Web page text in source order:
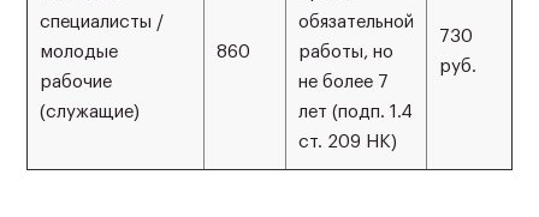
специалисты /
молодые
рабочие
(служащие)
860
обязательной
работы, но
не более 7
лет (подп. 1.4
ст. 209 НК)
730
руб.